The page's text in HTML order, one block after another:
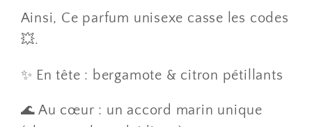
Ainsi, Ce parfum unisexe casse les codes
💥.
✨ En tête : bergamote & citron pétillants
🌊 Au cœur : un accord marin unique